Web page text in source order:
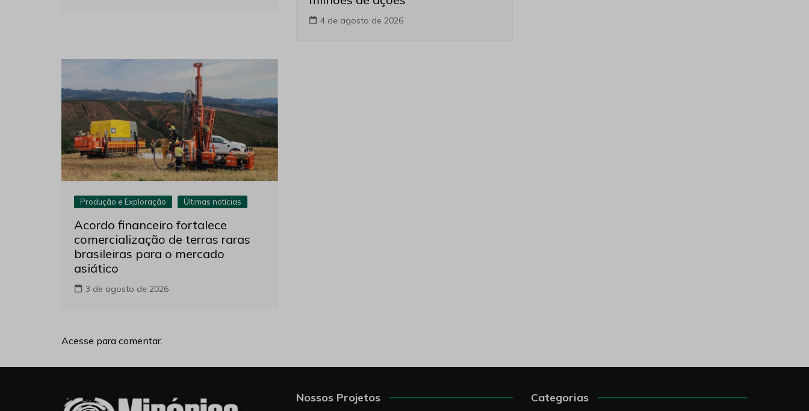
4 de agosto de 2026
Produção e Exploração Últimas notícias
Acordo financeiro fortalece
comercialização de terras raras
brasileiras para o mercado
asiático
3 de agosto de 2026
Acesse para comentar.
Nossos Projetos Categorias